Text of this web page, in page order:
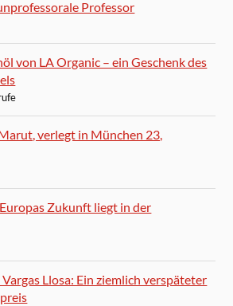
Professor
von LA Organic – ein Geschenk des
verlegt in München 23,
Zukunft liegt in der
Llosa: Ein ziemlich verspäteter